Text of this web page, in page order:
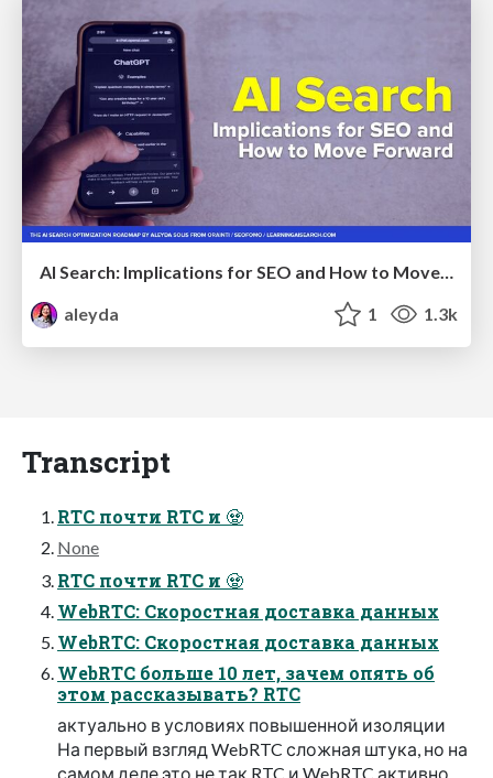
aleyda
1 1.3k
Transcript
RTC почти RTC и 🧟
None
RTC почти RTC и 🧟
WebRTC: Скоростная доставка данных
WebRTC: Скоростная доставка данных
WebRTC больше 10 лет, зачем опять об
этом рассказывать? RTC
актуально в условиях повышенной изоляции
На первый взгляд WebRTC сложная штука, но на
самом деле это не так RTC и WebRTC активно